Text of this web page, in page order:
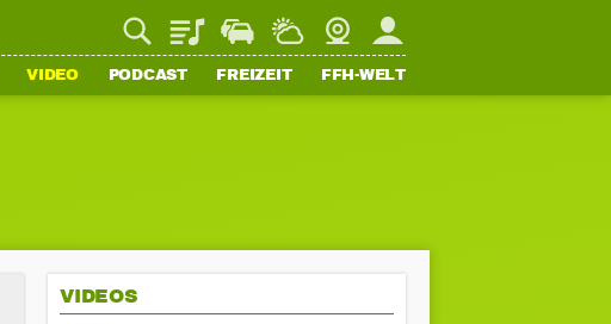
PlaylistStaupilotWetterWebcamMein FFH
VIDEO PODCAST FREIZEIT FFH-WELT
VIDEOS